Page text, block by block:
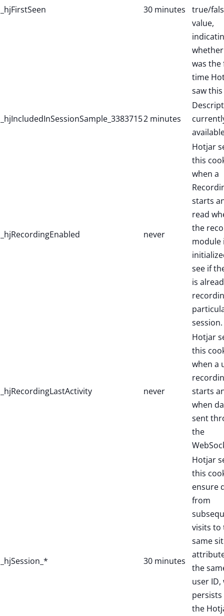
_hjFirstSeen 30 minutes
true/
value,
was the
time
saw
_hjIncludedInSessionSample_33837152 minutes
_hjRecordingEnabled never
Hotjar
this
when a
starts
read
the
module
see if
is
session.
_hjRecordingLastActivity never
Hotjar
this
when a
starts
when
sent
the
_hjSession_* 30 minutes
Hotjar
this
ensure
from
visits to
same
the
user ID,
persists
the